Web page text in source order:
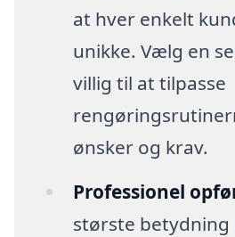
at hver enkelt
unikke. Vælg en
villig til at tilpasse
ønsker og krav.
Professionel
største betydning